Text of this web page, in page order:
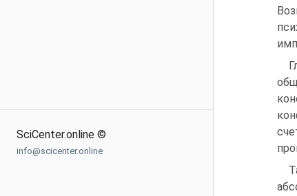
SciCenter.online ©
info@scicenter.online